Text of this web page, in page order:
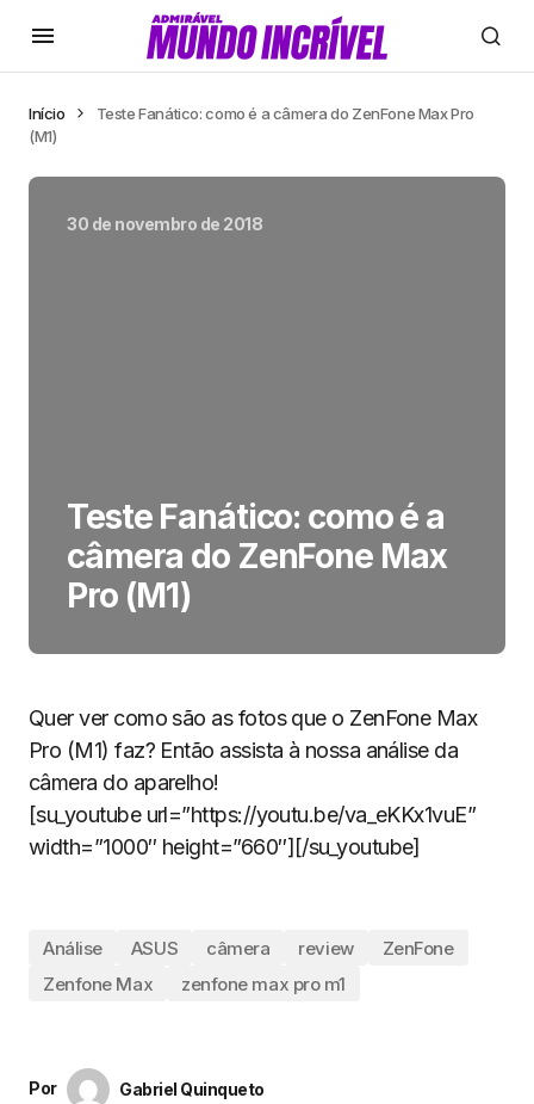
Início
Teste Fanático: como é a câmera do ZenFone Max Pro
(M1)
30 de novembro de 2018
Teste Fanático: como é a
câmera do ZenFone Max
Pro (M1)
Quer ver como são as fotos que o ZenFone Max
Pro (M1) faz? Então assista à nossa análise da
câmera do aparelho!
[su_youtube url=”https://youtu.be/va_eKKx1vuE”
width=”1000″ height=”660″][/su_youtube]
Análise ASUS câmera review
ZenFone
Zenfone Max
zenfone max pro m1
Por
Gabriel Quinqueto